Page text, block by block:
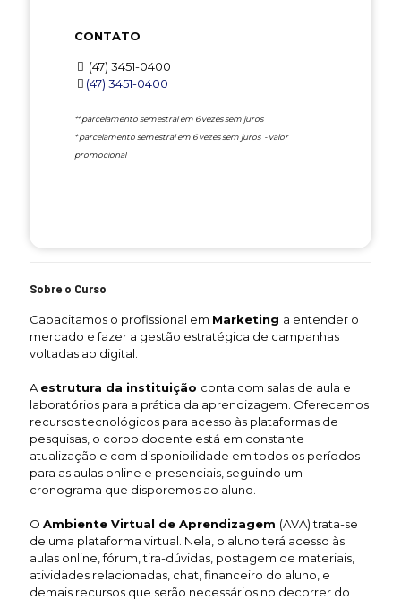
CONTATO
(47) 3451-0400
(47) 3451-0400
** parcelamento semestral em 6 vezes sem juros
* parcelamento semestral em 6 vezes sem juros - valor
promocional
Sobre o Curso
Capacitamos o profissional em Marketing a entender o
mercado e fazer a gestão estratégica de campanhas
voltadas ao digital.
A estrutura da instituição conta com salas de aula e
laboratórios para a prática da aprendizagem. Oferecemos
recursos tecnológicos para acesso às plataformas de
pesquisas, o corpo docente está em constante
atualização e com disponibilidade em todos os períodos
para as aulas online e presenciais, seguindo um
cronograma que disporemos ao aluno.
O Ambiente Virtual de Aprendizagem (AVA) trata-se
de uma plataforma virtual. Nela, o aluno terá acesso às
aulas online, fórum, tira-dúvidas, postagem de materiais,
atividades relacionadas, chat, financeiro do aluno, e
demais recursos que serão necessários no decorrer do